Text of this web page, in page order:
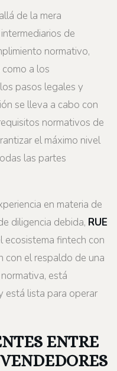
de la mera
de
normativo,
a los
pasos legales y
se lleva a cabo con
normativos de
el máximo nivel
las partes
en materia de
diligencia debida, RUE
ecosistema fintech con
con el respaldo de una
está
está lista para operar
ENTRE